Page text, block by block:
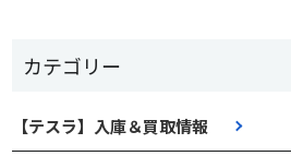
カテゴリー
【テスラ】入庫＆買取情報